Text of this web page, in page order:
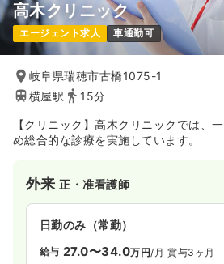
高木クリニック
エージェント求人 車通勤可
岐阜県瑞穂市古橋1075-1
横屋駅
15分
【クリニック】高木クリニックでは、
め総合的な診療を実施しています。
外来正・准看護師
日勤のみ（常勤）
給与 27.0〜34.0万円/月 賞与3ヶ月